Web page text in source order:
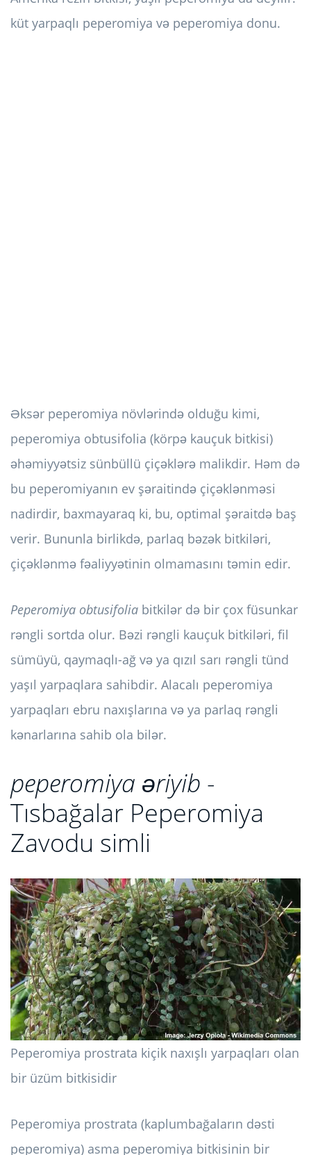
küt yarpaqlı peperomiya və peperomiya donu.
Əksər peperomiya növlərində olduğu kimi,
peperomiya obtusifolia (körpə kauçuk bitkisi)
əhəmiyyətsiz sünbüllü çiçəklərə malikdir. Həm də
bu peperomiyanın ev şəraitində çiçəklənməsi
nadirdir, baxmayaraq ki, bu, optimal şəraitdə baş
verir. Bununla birlikdə, parlaq bəzək bitkiləri,
çiçəklənmə fəaliyyətinin olmamasını təmin edir.
Peperomiya obtusifolia bitkilər də bir çox füsunkar
rəngli sortda olur. Bəzi rəngli kauçuk bitkiləri, fil
sümüyü, qaymaqlı-ağ və ya qızıl sarı rəngli tünd
yaşıl yarpaqlara sahibdir. Alacalı peperomiya
yarpaqları ebru naxışlarına və ya parlaq rəngli
kənarlarına sahib ola bilər.
peperomiya əriyib -
Tısbağalar Peperomiya
Zavodu simli
Peperomiya prostrata kiçik naxışlı yarpaqları olan
bir üzüm bitkisidir
Peperomiya prostrata (kaplumbağaların dəsti
peperomiya) asma peperomiya bitkisinin bir